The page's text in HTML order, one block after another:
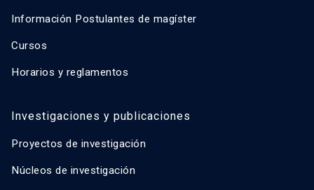
Información Postulantes de magíster
Cursos
Horarios y reglamentos
Investigaciones y publicaciones
Proyectos de investigación
Núcleos de investigación